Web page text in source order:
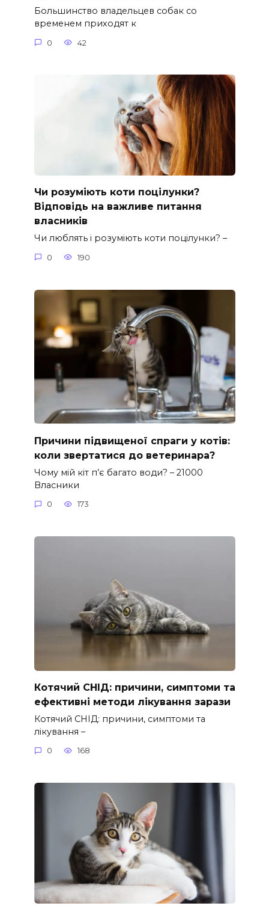
Большинство владельцев собак со
временем приходят к
0 42
Чи розуміють коти поцілунки?
Відповідь на важливе питання
власників
Чи люблять і розуміють коти поцілунки? –
0 190
Причини підвищеної спраги у котів:
коли звертатися до ветеринара?
Чому мій кіт п’є багато води? – 21000
Власники
0 173
Котячий СНІД: причини, симптоми та
ефективні методи лікування зарази
Котячий СНІД: причини, симптоми та
лікування –
0 168